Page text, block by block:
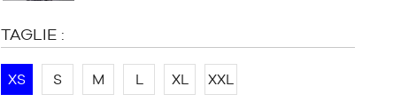
TAGLIE :
XS S M L XL XXL